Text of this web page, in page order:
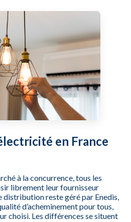
en France
à la concurrence, tous les
librement leur fournisseur
distribution reste géré par Enedis,
d’acheminement pour tous,
choisi. Les différences se situent